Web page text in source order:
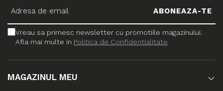
Vreau sa primesc newsletter cu promotiile magazinului.
Afla mai multe in Politica de Confidentialitate
MAGAZINUL MEU